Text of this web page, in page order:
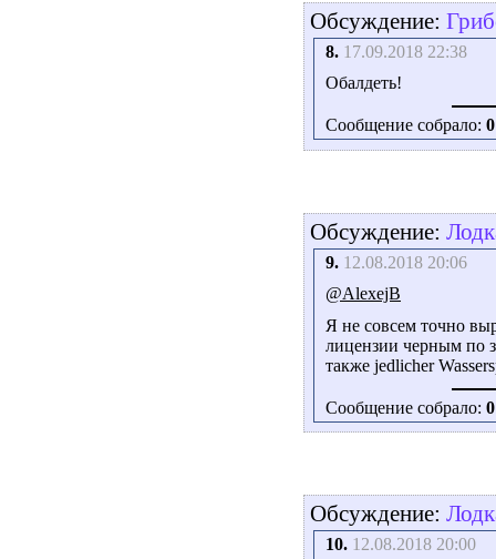
Обсуждение:
8. 17.09.2018 22:38
Обалдеть!
Сообщение собрало: 0
Обсуждение:
9. 12.08.2018 20:06
@AlexejB
Я не совсем точно
лицензии черным по
также jedlicher
Сообщение собрало: 0
Обсуждение:
10. 12.08.2018 20:00